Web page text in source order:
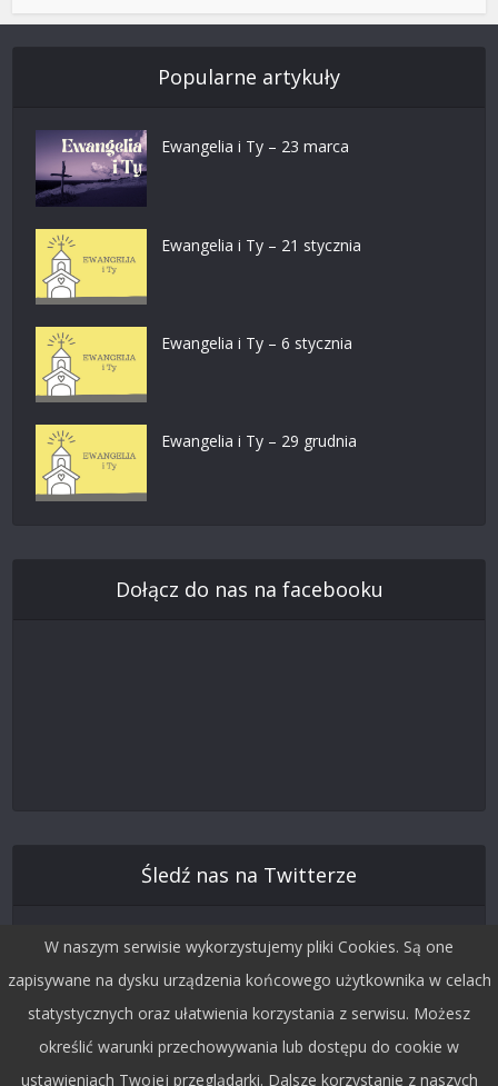
Popularne artykuły
Ewangelia i Ty – 23 marca
Ewangelia i Ty – 21 stycznia
Ewangelia i Ty – 6 stycznia
Ewangelia i Ty – 29 grudnia
Dołącz do nas na facebooku
Śledź nas na Twitterze
W naszym serwisie wykorzystujemy pliki Cookies. Są one
zapisywane na dysku urządzenia końcowego użytkownika w celach
statystycznych oraz ułatwienia korzystania z serwisu. Możesz
określić warunki przechowywania lub dostępu do cookie w
ustawieniach Twojej przeglądarki. Dalsze korzystanie z naszych